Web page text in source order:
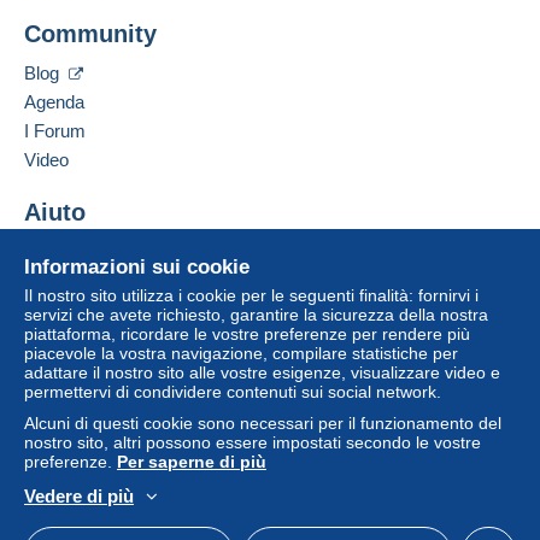
Un pagamento non effettuato tramite
pagamento integrato nel sito
venditore all'acquirente. Un acquisto non pagato
dell'acquirente.
clausole relative al pagamento, queste sono da
considerarsi nulle e non dovute. Le condizioni di
pagamento del sito Delcampe, definite nelle
Gli acquisti devono essere pagati entro14 giorni
dal ricevimento della richiesta di pagamento del
venditore.
Diritto di recesso|Spese di restituzione a carico
dell'acquirente.
Per conoscere i termini per il reso e per il rimborso
dell'oggetto
Contattare il venditore
Informazioni sui cookie
Il nostro sito utilizza i cookie per le seguenti finalità: fornirvi i
servizi che avete richiesto, garantire la sicurezza della nostra
piattaforma, ricordare le vostre preferenze per rendere più
piacevole la vostra navigazione, compilare statistiche per
adattare il nostro sito alle vostre esigenze, visualizzare video e
permettervi di condividere contenuti sui social network.
Alcuni di questi cookie sono necessari per il funzionamento del
nostro sito, altri possono essere impostati secondo le vostre
preferenze. Per saperne di più
Vedere di più
Community
Blog
Agenda
I Forum
Video
Aiuto
Acquistare su Delcampe
Vendere su Delcampe
Un sito sicuro